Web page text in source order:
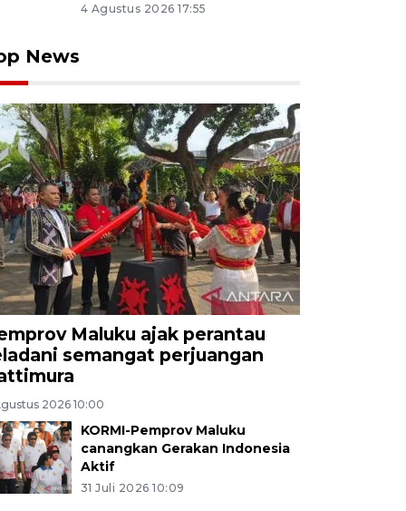
4 Agustus 2026 17:55
News
Maluku ajak perantau
semangat perjuangan
2026 10:00
KORMI-Pemprov Maluku
canangkan Gerakan Indonesia
Aktif
31 Juli 2026 10:09